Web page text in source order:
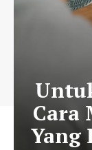
Cara
Yang